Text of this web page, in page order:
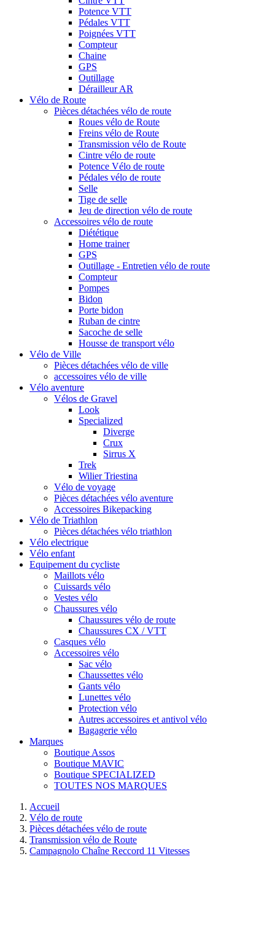
Potence VTT
Pédales VTT
Poignées VTT
Compteur
Chaine
GPS
Outillage
Dérailleur AR
Vélo de Route
Pièces détachées vélo de route
Roues vélo de Route
Freins vélo de Route
Transmission vélo de Route
Cintre vélo de route
Potence Vélo de route
Pédales vélo de route
Selle
Tige de selle
Jeu de direction vélo de route
Accessoires vélo de route
Diététique
Home trainer
GPS
Outillage - Entretien vélo de route
Compteur
Pompes
Bidon
Porte bidon
Ruban de cintre
Sacoche de selle
Housse de transport vélo
Vélo de Ville
Pièces détachées vélo de ville
accessoires vélo de ville
Vélo aventure
Vélos de Gravel
Look
Specialized
Diverge
Crux
Sirrus X
Trek
Wilier Triestina
Vélo de voyage
Pièces détachées vélo aventure
Accessoires Bikepacking
Vélo de Triathlon
Pièces détachées vélo triathlon
Vélo electrique
Vélo enfant
Equipement du cycliste
Maillots vélo
Cuissards vélo
Vestes vélo
Chaussures vélo
Chaussures vélo de route
Chaussures CX / VTT
Casques vélo
Accessoires vélo
Sac vélo
Chaussettes vélo
Gants vélo
Lunettes vélo
Protection vélo
Autres accessoires et antivol vélo
Bagagerie vélo
Marques
Boutique Assos
Boutique MAVIC
Boutique SPECIALIZED
TOUTES NOS MARQUES
Accueil
Vélo de route
Pièces détachées vélo de route
Transmission vélo de Route
Campagnolo Chaîne Reccord 11 Vitesses